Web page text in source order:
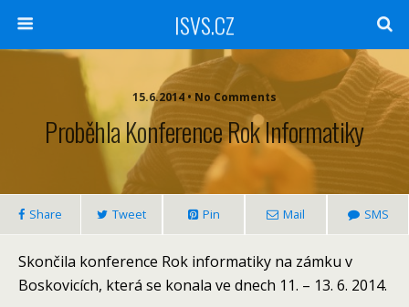
ISVS.CZ
15.6.2014 • No Comments
Proběhla Konference Rok Informatiky
Share Tweet Pin Mail SMS
Skončila konference Rok informatiky na zámku v
Boskovicích, která se konala ve dnech 11. – 13. 6. 2014.